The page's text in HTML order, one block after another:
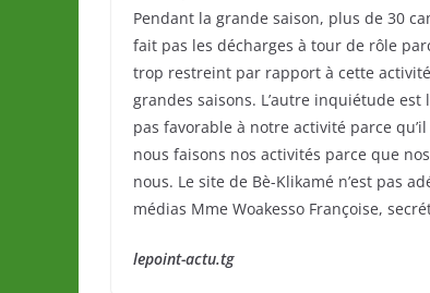
Pendant la grande saison, plus de 30
fait pas les décharges à tour de rôle
trop restreint par rapport à cette
grandes saisons. L’autre inquiétude
pas favorable à notre activité parce
nous faisons nos activités parce que
nous. Le site de Bè-Klikamé n’est pas
médias Mme Woakesso Françoise,
lepoint-actu.tg